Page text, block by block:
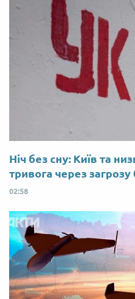
Ніч без сну: Київ та
тривога через загрозу
02:58